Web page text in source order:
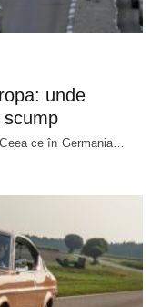
unde
scump
ce în Germania…